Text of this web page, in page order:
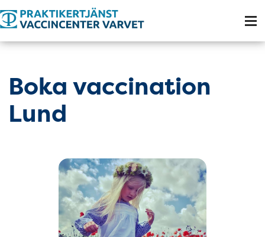
Tillgänglighetsmeny
Boka vaccination
Lund